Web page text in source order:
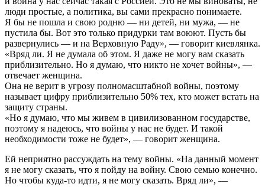
люди простые, а политика, вы сами прекрасно понимаете.
Я бы не пошла и свою родню — ни детей, ни мужа, — не
пустила бы. Вот это только придурки там воюют. Пусть бы
развернулись — и на Верховную Раду», — говорит киевлянка.
«Вряд ли. Я не думала об этом. Я даже не могу вам сказать
приблизительно. Но я думаю, что никто не хочет войны», —
отвечает женщина.
Она не верит в угрозу полномасштабной войны, поэтому
называет цифру приблизительно 50% тех, кто может встать на
защиту страны.
«Но я думаю, что мы живем в цивилизованном государстве,
поэтому я надеюсь, что войны у нас не будет. И такой
необходимости тоже не будет», — говорит женщина.
Ей неприятно рассуждать на тему войны. «На данный момент
я не могу сказать, что я пойду на войну. Свою семью конечно.
Но чтобы куда-то идти, я не могу сказать. Вряд ли», —